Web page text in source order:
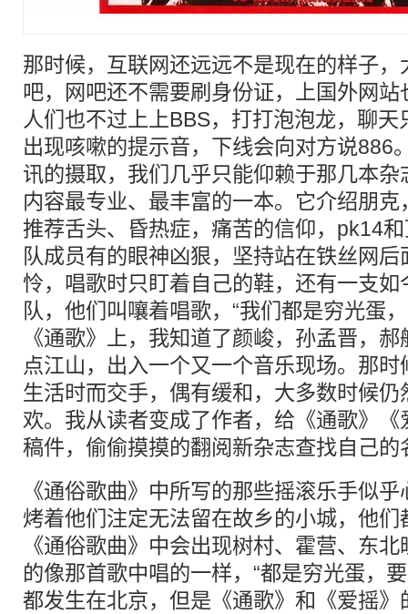
那时候，互联网还远远不是现在的样子
吧，网吧还不需要刷身份证，上国外网
人们也不过上上BBS，打打泡泡龙，聊
出现咳嗽的提示音，下线会向对方说886
讯的摄取，我们几乎只能仰赖于那几本
内容最专业、最丰富的一本。它介绍朋
推荐舌头、昏热症，痛苦的信仰，pk14
队成员有的眼神凶狠，坚持站在铁丝网
怜，唱歌时只盯着自己的鞋，还有一支
队，他们叫嚷着唱歌，“我们都是穷光蛋
《通歌》上，我知道了颜峻，孙孟晋，
点江山，出入一个又一个音乐现场。那
生活时而交手，偶有缓和，大多数时候
欢。我从读者变成了作者，给《通歌》
稿件，偷偷摸摸的翻阅新杂志查找自己
《通俗歌曲》中所写的那些摇滚乐手似
烤着他们注定无法留在故乡的小城，他
《通俗歌曲》中会出现树村、霍营、东
的像那首歌中唱的一样，“都是穷光蛋，
都发生在北京，但是《通歌》和《爱摇